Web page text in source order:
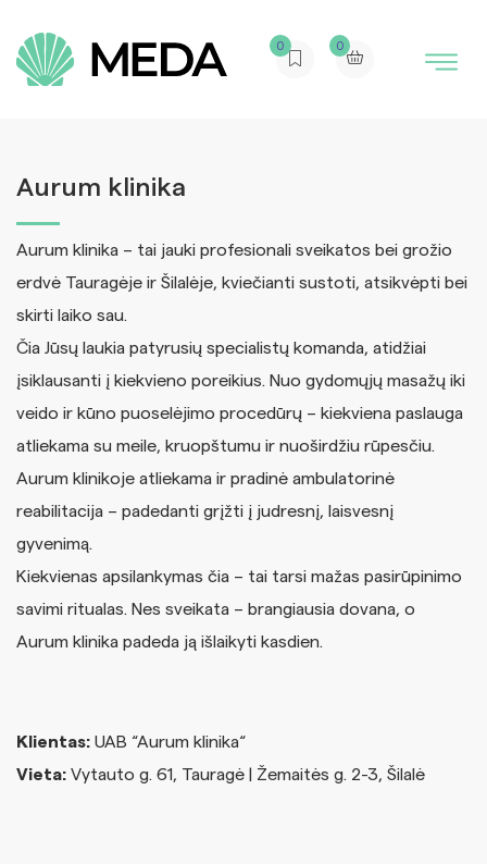
0 0
Aurum klinika
Aurum klinika – tai jauki profesionali sveikatos bei grožio
erdvė Tauragėje ir Šilalėje, kviečianti sustoti, atsikvėpti bei
skirti laiko sau.
Čia Jūsų laukia patyrusių specialistų komanda, atidžiai
įsiklausanti į kiekvieno poreikius. Nuo gydomųjų masažų iki
veido ir kūno puoselėjimo procedūrų – kiekviena paslauga
atliekama su meile, kruopštumu ir nuoširdžiu rūpesčiu.
Aurum klinikoje atliekama ir pradinė ambulatorinė
reabilitacija – padedanti grįžti į judresnį, laisvesnį
gyvenimą.
Kiekvienas apsilankymas čia – tai tarsi mažas pasirūpinimo
savimi ritualas. Nes sveikata – brangiausia dovana, o
Aurum klinika padeda ją išlaikyti kasdien.
Klientas: UAB “Aurum klinika“
Vieta: Vytauto g. 61, Tauragė | Žemaitės g. 2-3, Šilalė